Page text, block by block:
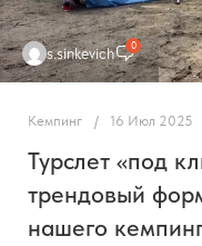
s.sinkevich 0
Кемпинг 16 Июл 2025
Турслет «под
трендовый
нашего